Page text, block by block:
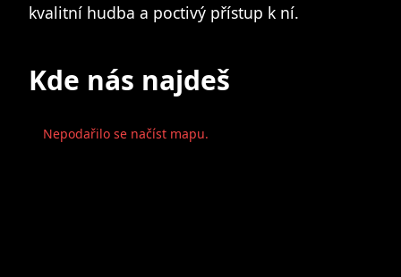
kvalitní hudba a poctivý přístup k ní.
Kde nás najdeš
Nepodařilo se načíst mapu.